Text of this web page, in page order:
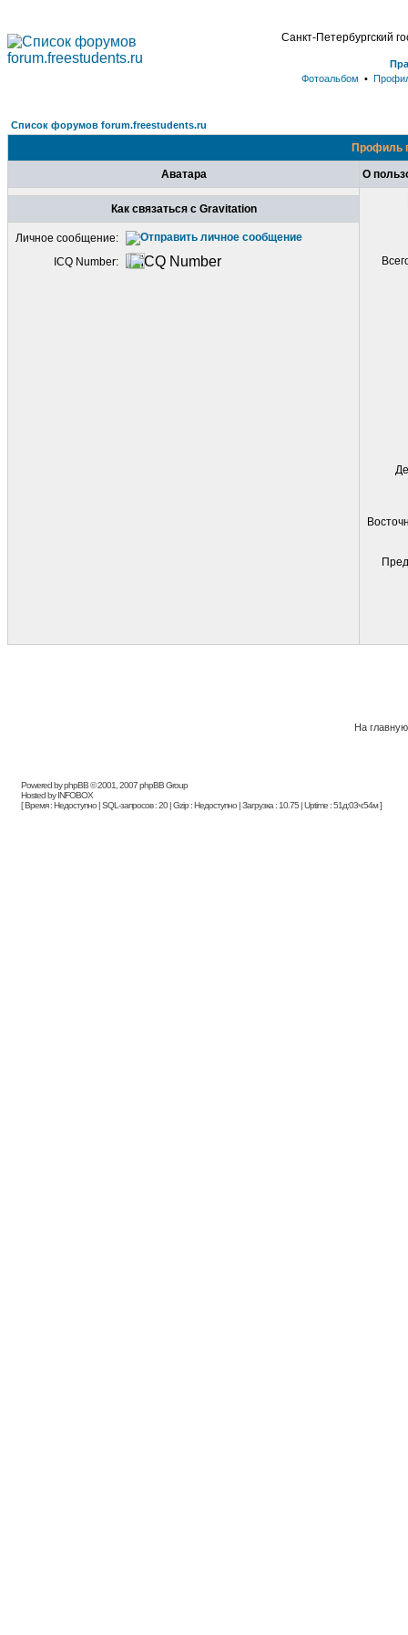
Санкт-Петербургский
Фотоальбом •
Список форумов forum.freestudents.ru
Профиль
Аватара О
Как связаться с Gravitation
Личное сообщение:
ICQ Number:
На главную
Powered by phpBB © 2001, 2007 phpBB Group
Hosted by INFOBOX
[ Время : Недоступно | SQL-запросов : 20 | Gzip : Недоступно | Загрузка : 10.75 | Uptime : 51д:03ч:54м ]